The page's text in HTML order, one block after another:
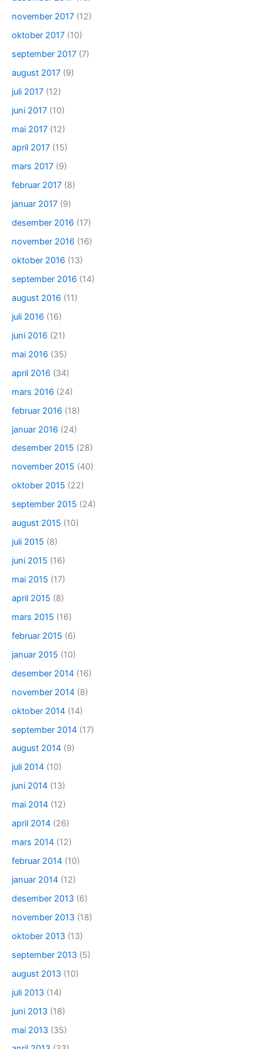
november 2017 (12)
oktober 2017 (10)
september 2017 (7)
august 2017 (9)
juli 2017 (12)
juni 2017 (10)
mai 2017 (12)
april 2017 (15)
mars 2017 (9)
februar 2017 (8)
januar 2017 (9)
desember 2016 (17)
november 2016 (16)
oktober 2016 (13)
september 2016 (14)
august 2016 (11)
juli 2016 (16)
juni 2016 (21)
mai 2016 (35)
april 2016 (34)
mars 2016 (24)
februar 2016 (18)
januar 2016 (24)
desember 2015 (28)
november 2015 (40)
oktober 2015 (22)
september 2015 (24)
august 2015 (10)
juli 2015 (8)
juni 2015 (16)
mai 2015 (17)
april 2015 (8)
mars 2015 (16)
februar 2015 (6)
januar 2015 (10)
desember 2014 (16)
november 2014 (8)
oktober 2014 (14)
september 2014 (17)
august 2014 (9)
juli 2014 (10)
juni 2014 (13)
mai 2014 (12)
april 2014 (26)
mars 2014 (12)
februar 2014 (10)
januar 2014 (12)
desember 2013 (6)
november 2013 (18)
oktober 2013 (13)
september 2013 (5)
august 2013 (10)
juli 2013 (14)
juni 2013 (18)
mai 2013 (35)